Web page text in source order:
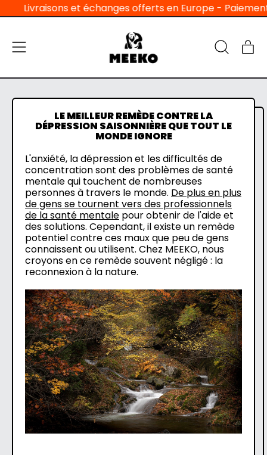
Livraisons et échanges offerts en Europe - Paiement
Menu
notre
LE MEILLEUR REMÈDE CONTRE LA
DÉPRESSION SAISONNIÈRE QUE TOUT LE
MONDE IGNORE
L'anxiété, la dépression et les difficultés de
concentration sont des problèmes de santé
mentale qui touchent de nombreuses
personnes à travers le monde. De plus en plus
de gens se tournent vers des professionnels
de la santé mentale pour obtenir de l'aide et
des solutions. Cependant, il existe un remède
potentiel contre ces maux que peu de gens
connaissent ou utilisent. Chez MEEKO, nous
croyons en ce remède souvent négligé : la
reconnexion à la nature.